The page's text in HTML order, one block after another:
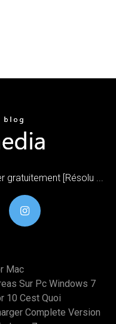
[Résolu ...
Mac
Sur Pc Windows 7
10 Cest Quoi
Complete Version